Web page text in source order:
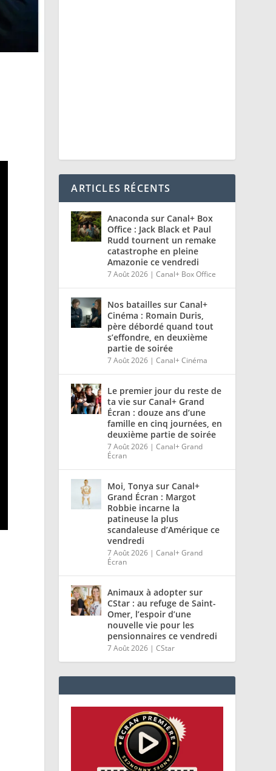
ARTICLES RÉCENTS
Anaconda sur Canal+ Box
Office : Jack Black et Paul
Rudd tournent un remake
catastrophe en pleine
Amazonie ce vendredi
7 Août 2026 |Canal+ Box Office
Nos batailles sur Canal+
Cinéma : Romain Duris,
père débordé quand tout
s’effondre, en deuxième
partie de soirée
7 Août 2026 |Canal+ Cinéma
Le premier jour du reste de
ta vie sur Canal+ Grand
Écran : douze ans d’une
famille en cinq journées, en
deuxième partie de soirée
7 Août 2026 |Canal+ Grand
Écran
Moi, Tonya sur Canal+
Grand Écran : Margot
Robbie incarne la
patineuse la plus
scandaleuse d’Amérique ce
vendredi
7 Août 2026 |Canal+ Grand
Écran
Animaux à adopter sur
CStar : au refuge de Saint-
Omer, l’espoir d’une
nouvelle vie pour les
pensionnaires ce vendredi
7 Août 2026 |CStar